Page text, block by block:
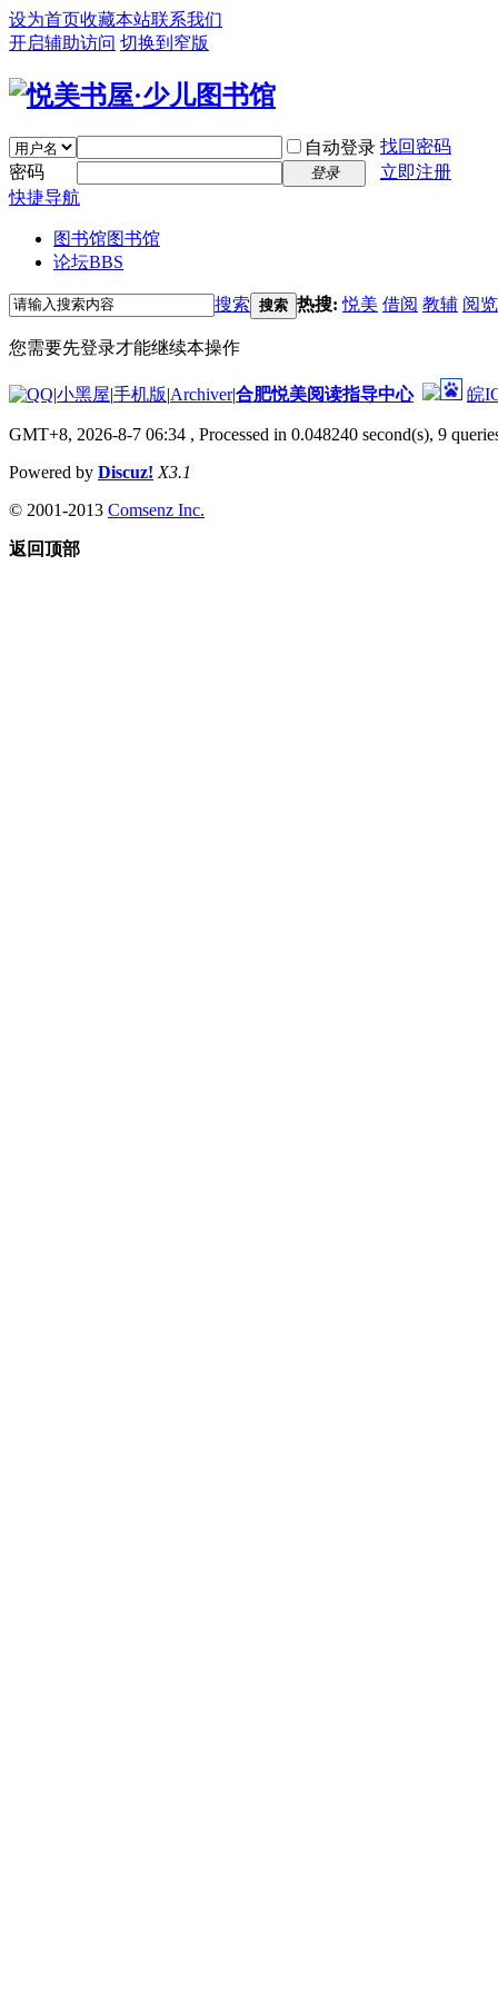
设为首页收藏本站联系我们
开启辅助访问 切换到窄版
自动登录 找回密码
密码
登录
立即注册
快捷导航
图书馆图书馆
论坛BBS
搜索 搜索 热搜:悦美 借阅 教辅 阅览
您需要先登录才能继续本操作
|小黑屋|手机版|Archiver|合肥悦美阅读指导中心 皖
GMT+8, 2026-8-7 06:34 , Processed in 0.048240 second(s), 9
Powered by Discuz! X3.1
© 2001-2013 Comsenz Inc.
返回顶部